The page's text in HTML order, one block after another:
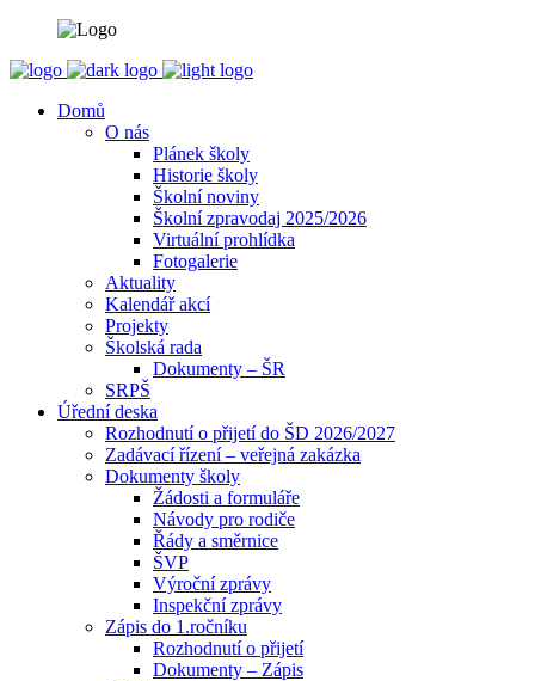
Domů
O nás
Plánek školy
Historie školy
Školní noviny
Školní zpravodaj 2025/2026
Virtuální prohlídka
Fotogalerie
Aktuality
Kalendář akcí
Projekty
Školská rada
Dokumenty – ŠR
SRPŠ
Úřední deska
Rozhodnutí o přijetí do ŠD 2026/2027
Zadávací řízení – veřejná zakázka
Dokumenty školy
Žádosti a formuláře
Návody pro rodiče
Řády a směrnice
ŠVP
Výroční zprávy
Inspekční zprávy
Zápis do 1.ročníku
Rozhodnutí o přijetí
Dokumenty – Zápis